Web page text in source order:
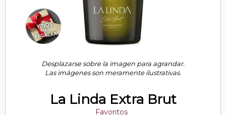
Desplazarse sobre la imagen para agrandar.
Las imágenes son meramente ilustrativas.
La Linda Extra Brut
Favoritos